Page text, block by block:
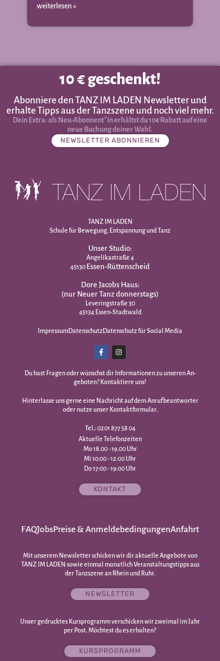
weiterlesen »
10 € geschenkt!
Abonniere den TANZ IM LADEN Newsletter und
erhalte Tipps aus der Tanzszene und noch viel mehr.
Dein Extra: als Neu-Abonnent*in erhältst du 10€ Rabatt auf eine
neue Buchung deiner Wahl.
NEWSLETTER ABONNIEREN
TANZ IM LADEN
Schule für Bewegung, Entspannung und Tanz
Unser Studio:
Angelikastraße 4
45130 Essen-Rüttenscheid
Dore Jacobs Haus:
(nur Neuer Tanz donnerstags)
Leveringstraße 30
45134 Essen-Stadtwald
ImpressumDatenschutzDatenschutz für Social Media
Du hast Fragen oder wünschst dir Infor­mationen zu unseren An­
geboten? Kontaktiere uns!
Hinterlasse uns gerne eine Nachricht auf dem Anrufbeantworter
oder nutze unser Kontaktformular.
Tel.: 0201 877 58 04
Aktuelle Telefonzeiten
Mo 18.00 - 19.00 Uhr
Mi 10:00 - 12:00 Uhr
Do 17:00 - 19:00 Uhr
KONTAKT
FAQJobsPreise & AnmeldebedingungenAnfahrt
Mit unserem Newsletter schicken wir dir aktuelle Angebote von
TANZ IM LADEN sowie einmal monatlich Veranstaltungstipps aus
der Tanzszene an Rhein und Ruhr.
NEWSLETTER
Unser gedrucktes Kursprogramm verschicken wir zweimal im Jahr
per Post. Möchtest du es erhalten?
KURSPROGRAMM